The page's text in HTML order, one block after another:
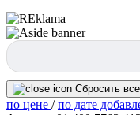
Сбросить
по цене /по дате